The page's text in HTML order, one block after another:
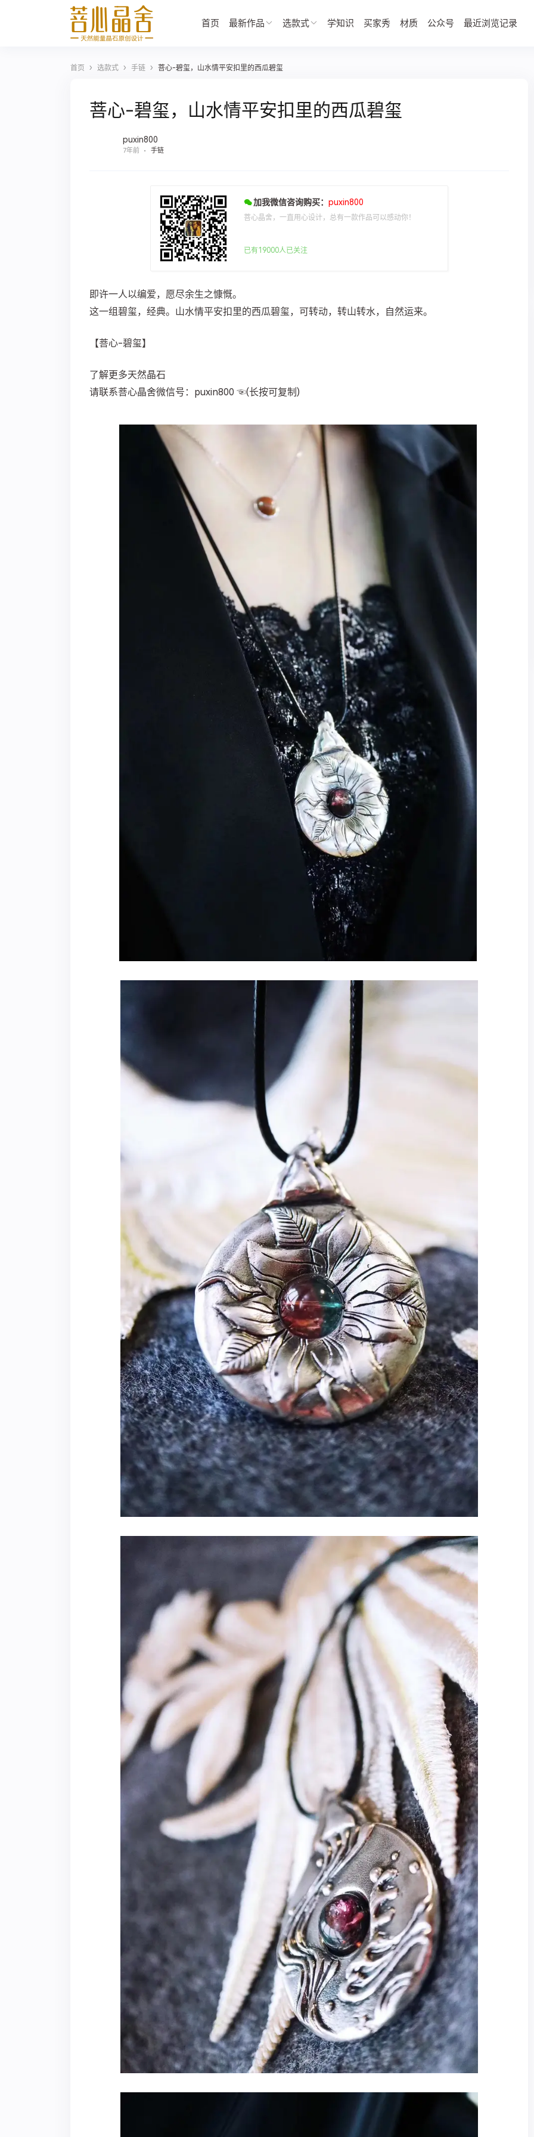
首页 最新作品 选款式 学知识 买家秀 材质 公众号 最近浏览记录
首页 › 选款式 › 手链 › 菩心-碧玺，山水情平安扣里的西瓜碧玺
菩心-碧玺，山水情平安扣里的西瓜碧玺
puxin800
7年前 手链
加我微信咨询购买： puxin800
菩心晶舍，一直用心设计，总有一款作品可以感动你！
已有19000人已关注
即许一人以编爱，愿尽余生之慷慨。
这一组碧玺，经典。山水情平安扣里的西瓜碧玺，可转动，转山转水，自然运来。
【菩心-碧玺】
了解更多天然晶石
请联系菩心晶舍微信号：puxin800 ☜(长按可复制)